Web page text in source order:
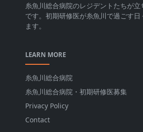
糸魚川総合病院のレジデントたちが
です。初期研修医が糸魚川で過ごす日
ます。
LEARN MORE
糸魚川総合病院
糸魚川総合病院・初期研修医募集
Privacy Policy
Contact